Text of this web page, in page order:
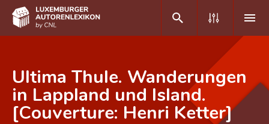
DE FR
Home
Ultima Thule. Wanderungen
in Lappland und Island.
[Couverture: Henri Ketter]